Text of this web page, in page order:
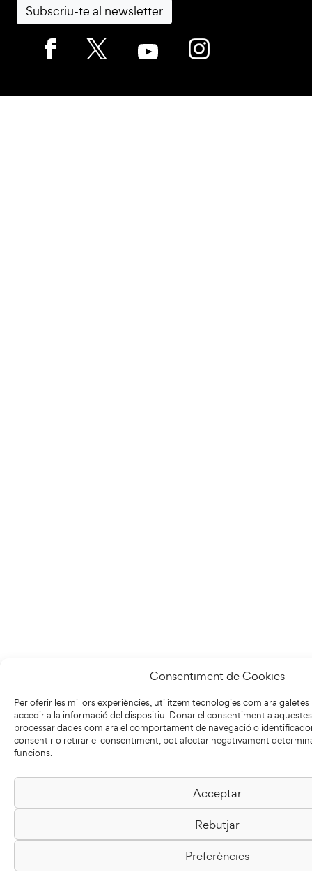
Consentiment de Cookies
Per oferir les millors experiències, utilitzem tecnologies com ara
accedir a la informació del dispositiu. Donar el consentiment a
processar dades com ara el comportament de navegació o
consentir o retirar el consentiment, pot afectar negativament
funcions.
Acceptar
Rebutjar
Preferències
Subscriu-te al newsletter